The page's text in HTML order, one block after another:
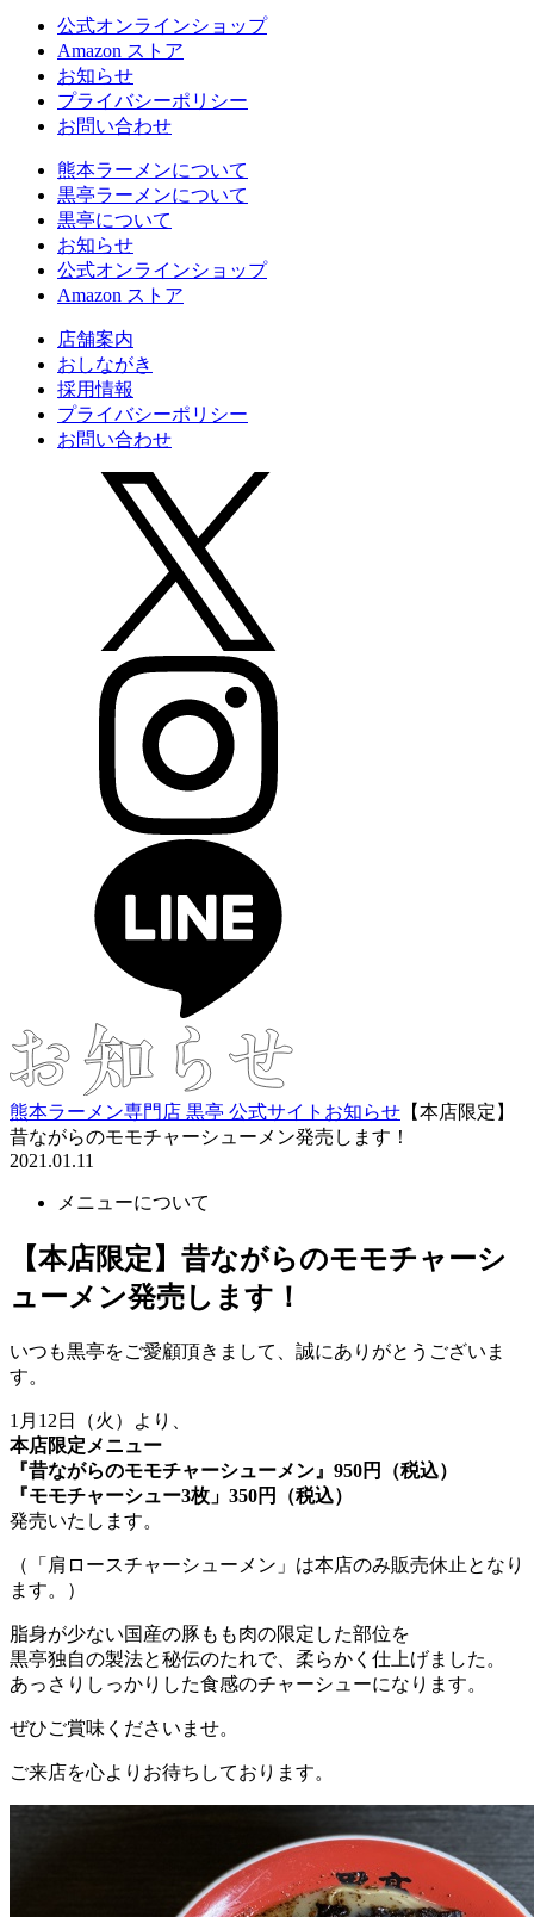
公式オンラインショップ
Amazon ストア
お知らせ
プライバシーポリシー
お問い合わせ
熊本ラーメンについて
黒亭ラーメンについて
黒亭について
お知らせ
公式オンラインショップ
Amazon ストア
店舗案内
おしながき
採用情報
プライバシーポリシー
お問い合わせ
熊本ラーメン専門店 黒亭 公式サイト お知らせ 【本店限定】
昔ながらのモモチャーシューメン発売します！
2021.01.11
メニューについて
【本店限定】昔ながらのモモチャーシ
ューメン発売します！
いつも黒亭をご愛顧頂きまして、誠にありがとうございま
す。
1月12日（火）より、
本店限定メニュー
『昔ながらのモモチャーシューメン』950円（税込）
『モモチャーシュー3枚」350円（税込）
発売いたします。
（「肩ロースチャーシューメン」は本店のみ販売休止となり
ます。）
脂身が少ない国産の豚もも肉の限定した部位を
黒亭独自の製法と秘伝のたれで、柔らかく仕上げました。
あっさりしっかりした食感のチャーシューになります。
ぜひご賞味くださいませ。
ご来店を心よりお待ちしております。